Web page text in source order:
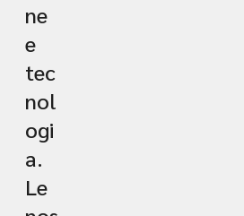
ne
e
tec
nol
ogi
a.
Le